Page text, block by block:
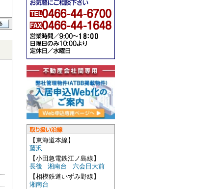
【東海道本線】
藤沢
【小田急電鉄江ノ島線】
長後
湘南台
六会日大前
【相模鉄道いずみ野線】
湘南台